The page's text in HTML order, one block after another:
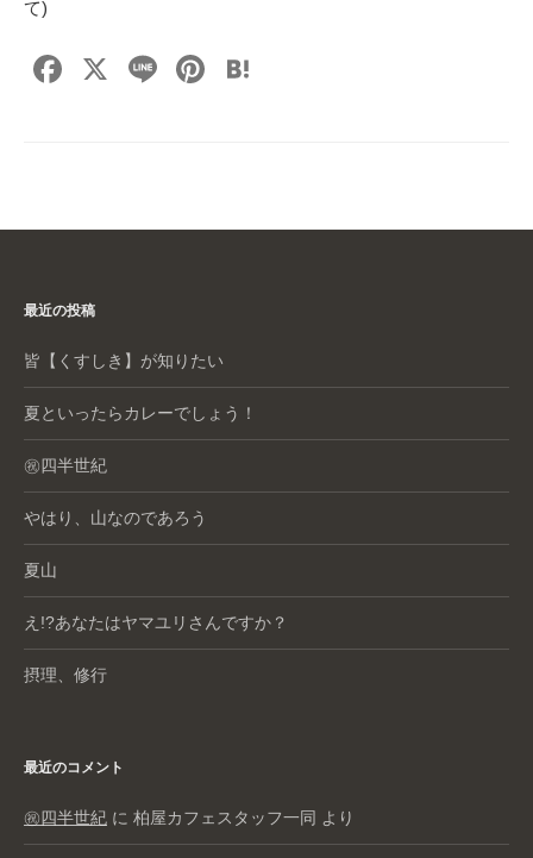
て)
F
b
o
X
Li
Pi
st a
最近の投稿
皆【くすしき】が知りたい
夏といったらカレーでしょう！
㊗️四半世紀
やはり、山なのであろう
夏山
え!?あなたはヤマユリさんですか？
摂理、修行
最近のコメント
㊗️四半世紀 に 柏屋カフェスタッフ一同 より